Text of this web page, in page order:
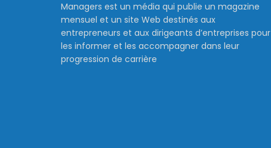
Managers est un média qui publie un magazine
mensuel et un site Web destinés aux
entrepreneurs et aux dirigeants d’entreprises pour
les informer et les accompagner dans leur
progression de carrière